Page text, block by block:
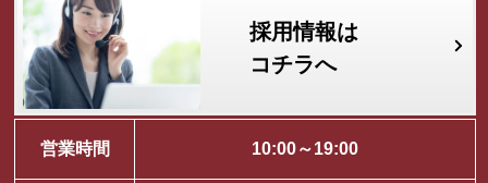
採用情報は
コチラへ
営業時間 10:00～19:00